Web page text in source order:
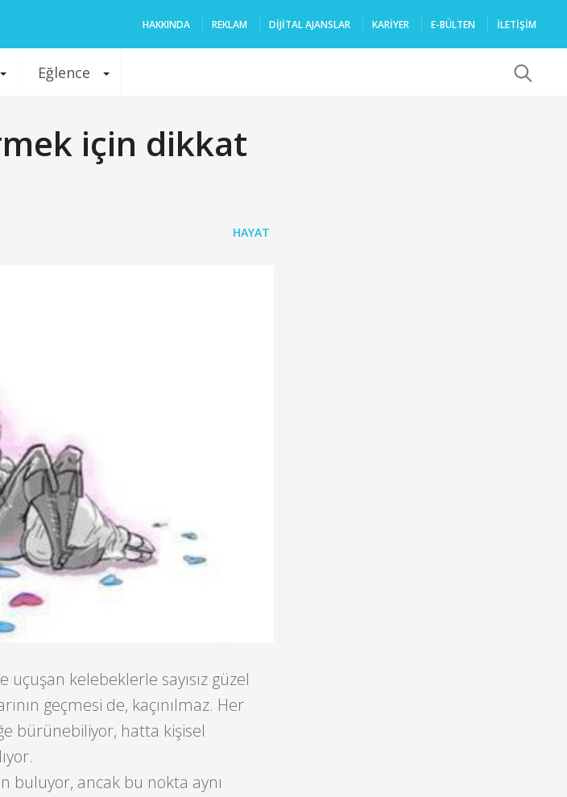
HAKKINDA REKLAM DIJITAL AJANSLAR KARIYER E-BÜLTEN İLETİŞİM
Eğlence
için dikkat
HAYAT
kelebeklerle sayısız güzel
geçmesi de, kaçınılmaz. Her
bürünebiliyor, hatta kişisel
buluyor, ancak bu nokta aynı